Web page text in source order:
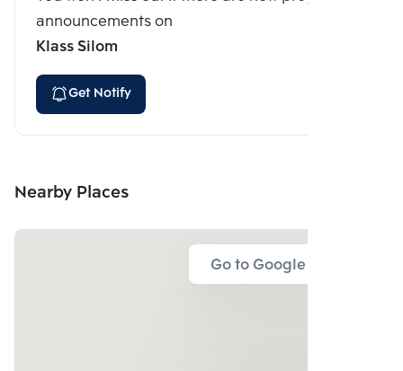
announcements on
Klass Silom
Get Notify
Nearby Places
Go to Google Map